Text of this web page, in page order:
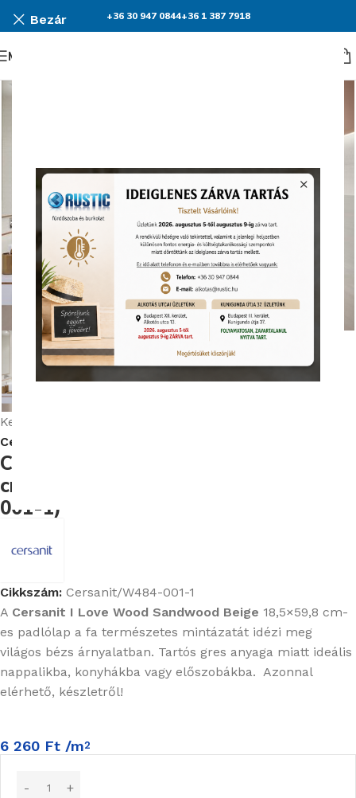
Bezár +36 30 947 0844+36 1 387 7918
Menü
Nagyításhoz kattints ide
Kezdőlap
Cersanit I Love Wood fahatású padlólapok
Cersanit Sandwood Beige 18,5X59,8
cm fahatású gres padlólap (W484-
001-1)
Cikkszám: Cersanit/W484-001-1
A Cersanit I Love Wood Sandwood Beige 18,5×59,8 cm-
es padlólap a fa természetes mintázatát idézi meg
világos bézs árnyalatban. Tartós gres anyaga miatt ideális
nappalikba, konyhákba vagy előszobákba. Azonnal
elérhető, készletről!
6 260 Ft /m2